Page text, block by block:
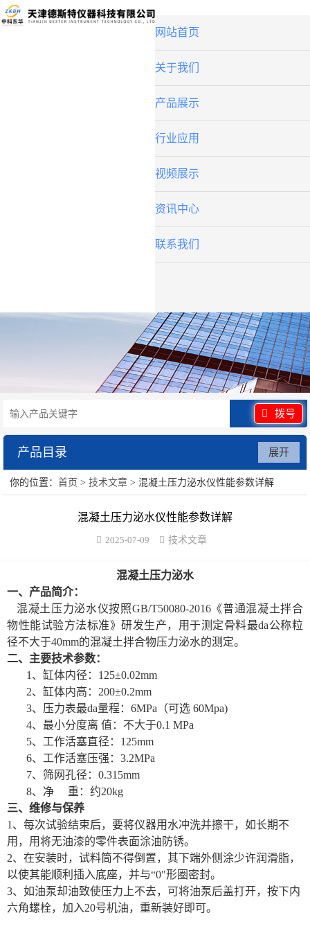
网站首页
关于我们
产品展示
行业应用
视频展示
资讯中心
联系我们
拨号
产品目录
水泥砂浆类试验仪器
混凝土类检测设备
防水卷材类试验仪器
陶瓷砖系列
土工类试验仪器
建筑节能类试验仪器
塑料管材检测试验机
展开
你的位置：首页 >技术文章 > 混凝土压力泌水仪性能参数详解
混凝土压力泌水仪性能参数详解
2025-07-09 技术文章
混凝土压力泌水
一、产品简介：
混凝土压力泌水仪按照GB/T50080-2016《普通混凝土拌合
物性能试验方法标准》研发生产，用于测定骨料最da公称粒
径不大于40mm的混凝土拌合物压力泌水的测定。
二、主要技术参数：
1、缸体内径：125±0.02mm
2、缸体内高：200±0.2mm
3、压力表最da量程：6MPa（可选 60Mpa)
4、最小分度离 值：不大于0.1 MPa
5、工作活塞直径：125mm
6、工作活塞压强：3.2MPa
7、筛网孔径：0.315mm
8、净 重：约20kg
三、维修与保养
1、 每次试验结束后，要将仪器用水冲洗并擦干，如长期不
用，用将无油漆的零件表面涂油防锈。
2、 在安装时，试料筒不得倒置，其下端外侧涂少许润滑脂，
以使其能顺利插入底座，并与“0"形圈密封。
3、如油泵却油致使压力上不去，可将油泵后盖打开，按下内
六角螺栓，加入20号机油，重新装好即可。